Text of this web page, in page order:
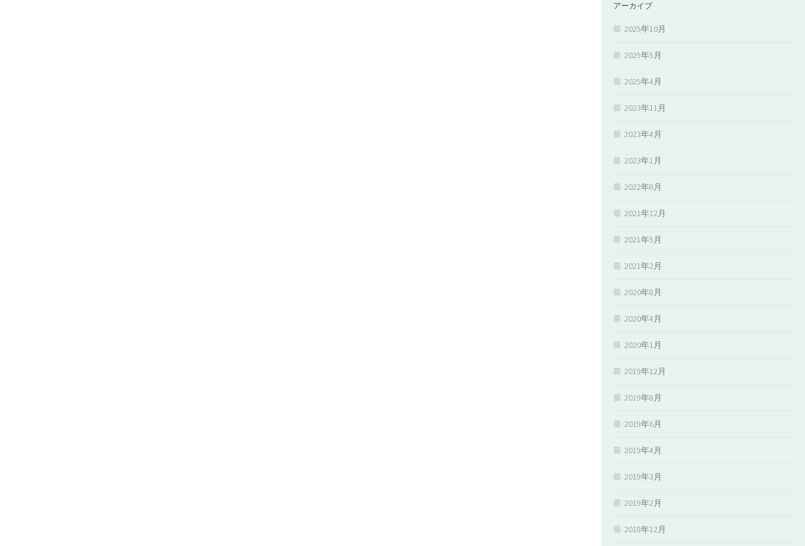
アーカイブ
2025年10月
2025年5月
2025年4月
2023年11月
2023年4月
2023年1月
2022年8月
2021年12月
2021年5月
2021年2月
2020年8月
2020年4月
2020年1月
2019年12月
2019年8月
2019年6月
2019年4月
2019年3月
2019年2月
2018年12月